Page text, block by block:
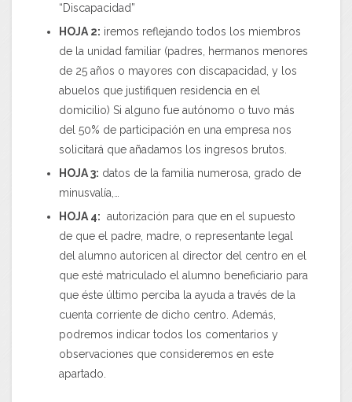
“Discapacidad”
HOJA 2: iremos reflejando todos los miembros
de la unidad familiar (padres, hermanos menores
de 25 años o mayores con discapacidad, y los
abuelos que justifiquen residencia en el
domicilio) Si alguno fue autónomo o tuvo más
del 50% de participación en una empresa nos
solicitará que añadamos los ingresos brutos.
HOJA 3: datos de la familia numerosa, grado de
minusvalía,…
HOJA 4: autorización para que en el supuesto
de que el padre, madre, o representante legal
del alumno autoricen al director del centro en el
que esté matriculado el alumno beneficiario para
que éste último perciba la ayuda a través de la
cuenta corriente de dicho centro. Además,
podremos indicar todos los comentarios y
observaciones que consideremos en este
apartado.